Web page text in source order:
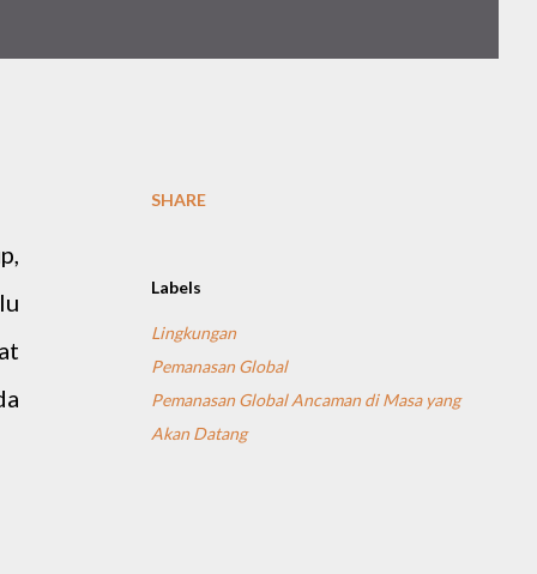
SHARE
Labels
Lingkungan
Pemanasan Global
Pemanasan Global Ancaman di Masa yang
Akan Datang